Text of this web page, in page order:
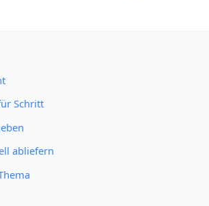
Schritt
abliefern